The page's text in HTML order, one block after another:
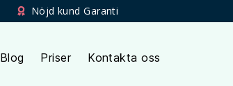
Nöjd kund Garanti
Blog Priser Kontakta oss